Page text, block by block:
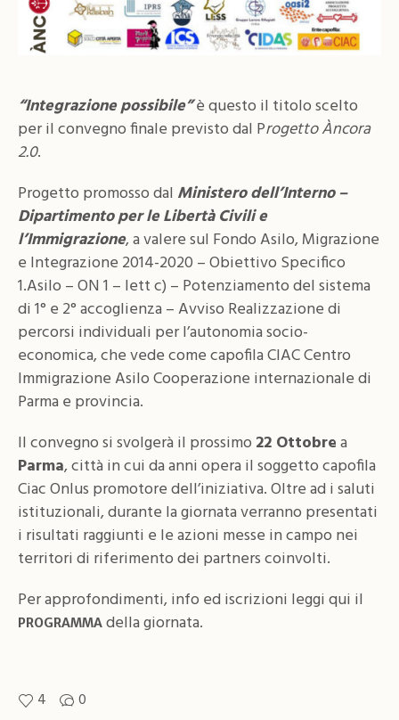
“Integrazione possibile”è questo il titolo scelto
per il convegno finale previsto dal Progetto Àncora
2.0.
Progetto promosso dal Ministero dell’Interno –
Dipartimento per le Libertà Civili e
l’Immigrazione, a valere sul Fondo Asilo, Migrazione
e Integrazione 2014-2020 – Obiettivo Specifico
1.Asilo – ON 1 – lett c) – Potenziamento del sistema
di 1° e 2° accoglienza – Avviso Realizzazione di
percorsi individuali per l’autonomia socio-
economica, che vede come capofila CIAC Centro
Immigrazione Asilo Cooperazione internazionale di
Parma e provincia.
Il convegno si svolgerà il prossimo 22 Ottobrea
Parma, città in cui da anni opera il soggetto capofila
Ciac Onlus promotore dell’iniziativa. Oltre ad i saluti
istituzionali, durante la giornata verranno presentati
i risultati raggiunti e le azioni messe in campo nei
territori di riferimento dei partners coinvolti.
Per approfondimenti, info ed iscrizioni leggi qui il
PROGRAMMA della giornata.
4 0